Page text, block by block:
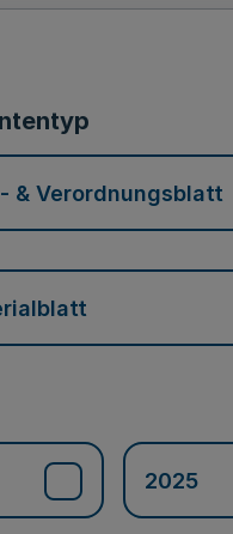
& Verordnungsblatt
2025